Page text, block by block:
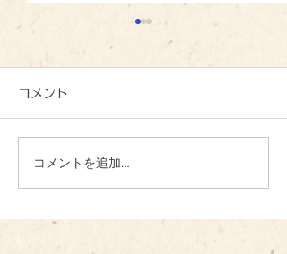
心を込めて、一文字一文
コメント
コメントを追加…